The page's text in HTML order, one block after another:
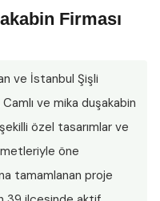
Firması
ve İstanbul Şişli
ve mika duşakabin
özel tasarımlar ve
öne
tamamlanan proje